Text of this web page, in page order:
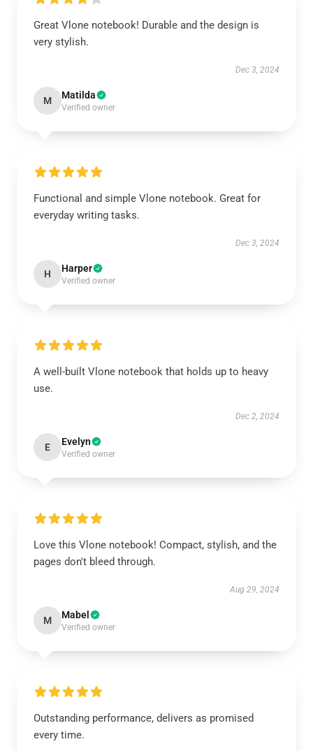
Great Vlone notebook! Durable and the design is
very stylish.
Dec 3, 2024
M Matilda
Verified owner
Functional and simple Vlone notebook. Great for
everyday writing tasks.
Dec 3, 2024
H Harper
Verified owner
A well-built Vlone notebook that holds up to heavy
use.
Dec 2, 2024
E Evelyn
Verified owner
Love this Vlone notebook! Compact, stylish, and the
pages don't bleed through.
Aug 29, 2024
M Mabel
Verified owner
Outstanding performance, delivers as promised
every time.